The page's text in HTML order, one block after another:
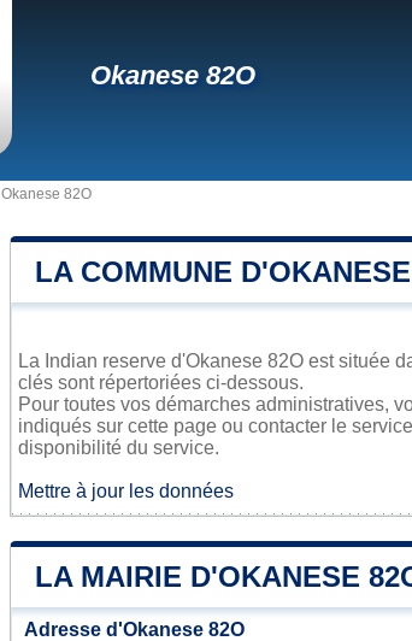
Okanese 82O
Okanese 82O
LA COMMUNE
La Indian reserve d'Okanese 82O est située
clés sont répertoriées ci-dessous.
Pour toutes vos démarches administratives,
indiqués sur cette page ou contacter le
disponibilité du service.
Mettre à jour les données
LA MAIRIE D'OKANESE
Adresse d'Okanese 82O